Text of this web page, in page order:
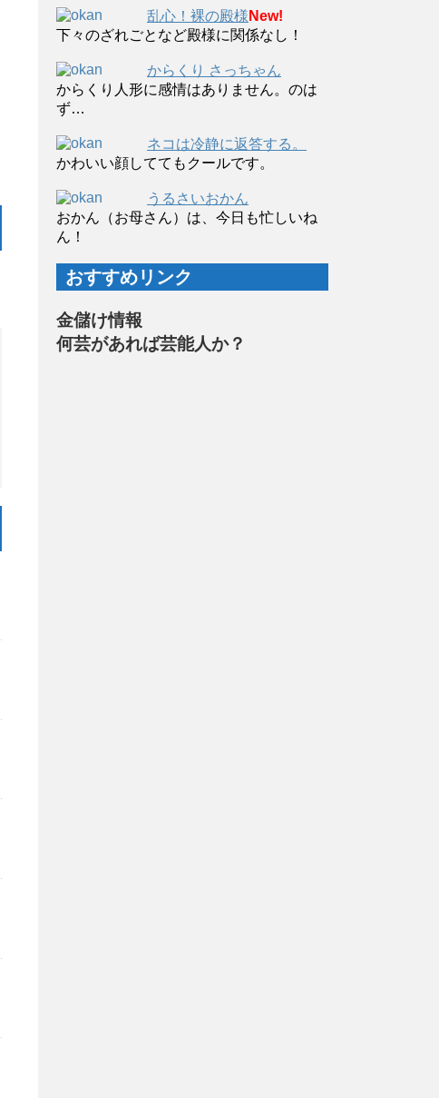
乱心！裸の殿様 New!
下々のざれごとなど殿様に関係なし！
からくり さっちゃん
からくり人形に感情はありません。のは
ず…
ネコは冷静に返答する。
かわいい顔しててもクールです。
うるさいおかん
おかん（お母さん）は、今日も忙しいね
ん！
おすすめリンク
金儲け情報
何芸があれば芸能人か？